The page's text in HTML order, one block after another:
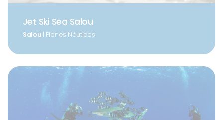
Jet Ski Sea Salou
Salou | Planes Náuticos